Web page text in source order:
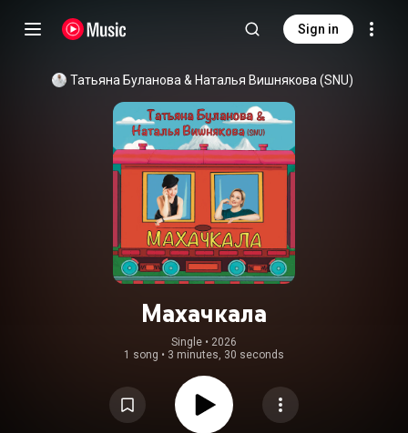
Sign in
Татьяна Буланова & Наталья Вишнякова (SNU)
Махачкала
Single • 2026
1 song • 3 minutes, 30 seconds